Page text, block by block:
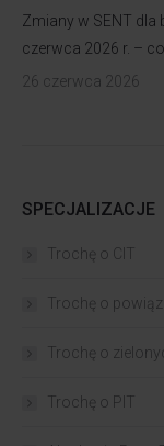
Zmiany w SENT dla
czerwca 2026 r. –
26 czerwca 2026
SPECJALIZACJE
Trochę o CIT
Trochę o
Trochę o
Trochę o PIT